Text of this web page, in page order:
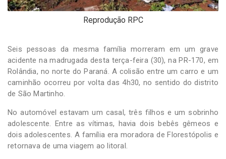
Reprodução RPC
Seis pessoas da mesma família morreram em um grave
acidente na madrugada desta terça-feira (30), na PR-170, em
Rolândia, no norte do Paraná. A colisão entre um carro e um
caminhão ocorreu por volta das 4h30, no sentido do distrito
de São Martinho.
No automóvel estavam um casal, três filhos e um sobrinho
adolescente. Entre as vítimas, havia dois bebês gêmeos e
dois adolescentes. A família era moradora de Florestópolis e
retornava de uma viagem ao litoral.